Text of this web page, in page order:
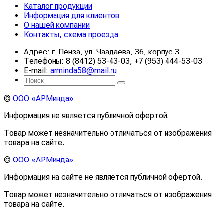
Каталог продукции
Информация для клиентов
О нашей компании
Контакты, схема проезда
Адрес: г. Пенза, ул. Чаадаева, 36, корпус 3
Телефоны: 8 (8412) 53-43-03, +7 (953) 444-53-03
E-mail: arminda58@mail.ru
© ООО «АРМинда»
Информация не является публичной офертой.
Товар может незначительно отличаться от изображения
товара на сайте.
© ООО «АРМинда»
Информация на сайте не является публичной офертой.
Товар может незначительно отличаться от изображения
товара на сайте.